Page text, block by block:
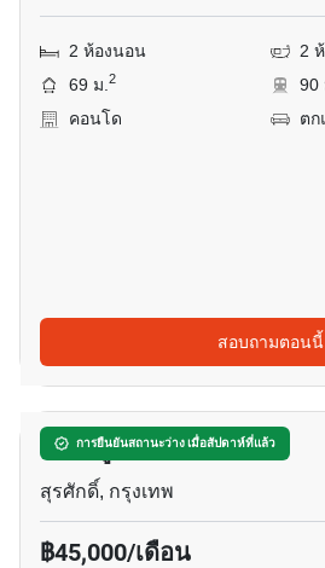
2 ห้องนอน
2
69 ม.2
90
คอนโด
ตก
สอบถามตอนนี้
การยืนยันสถานะว่าง เมื่อสัปดาห์ที่แล้ว
เดอะ รูม สาทร
สุรศักดิ์, กรุงเทพ
฿45,000/เดือน